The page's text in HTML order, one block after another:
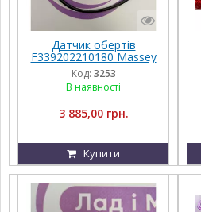
Датчик обертів
F339202210180 Massey
Ferguson
Код: 3253
В наявності
3 885,00 грн.
Купити